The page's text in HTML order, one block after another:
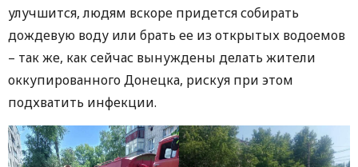
улучшится, людям вскоре придется собирать
дождевую воду или брать ее из открытых водоемов
– так же, как сейчас вынуждены делать жители
оккупированного Донецка, рискуя при этом
подхватить инфекции.